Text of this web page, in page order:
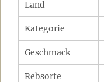
Land
Kategorie
Geschmack
Rebsorte